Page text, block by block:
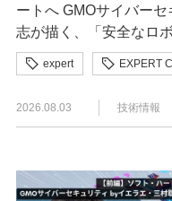
ートへ GMOサイバー
志が描く、「安全なロ
expert
EXPERT
2026.08.03
技術情報